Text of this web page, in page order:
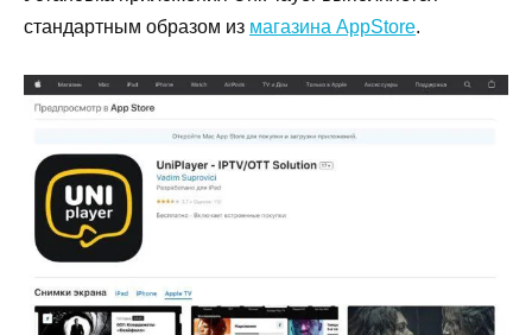
стандартным образом из магазина AppStore.